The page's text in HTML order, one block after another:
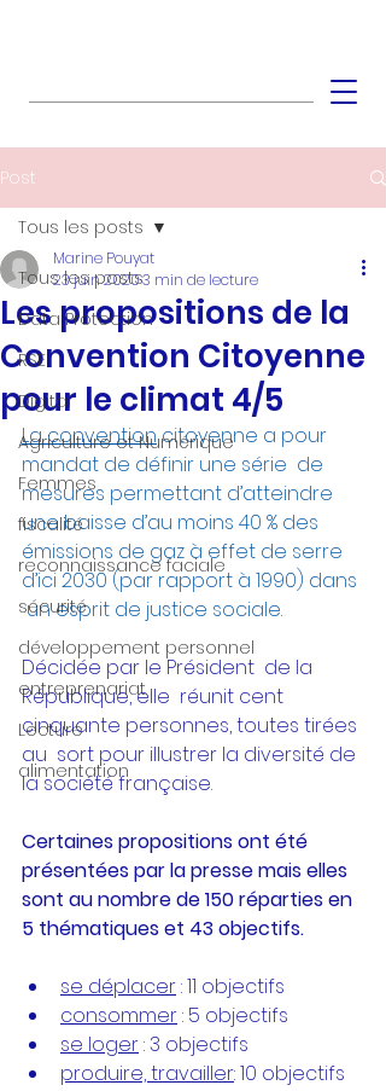
Post
Tous les posts
Data Protection
RSE
Digital
Agriculture et Numérique
Femmes
fiscalité
reconnaissance faciale
sécurité
développement personnel
entreprenariat
Lecture
alimentation
Tous les posts
Les propositions de la
Convention Citoyenne
pour le climat 4/5
Marine Pouyat
23 juin 20203 min de lecture
La convention citoyenne a pour
mandat de définir une série  de
mesures permettant d’atteindre
une baisse d’au moins 40 % des
émissions de gaz à effet de serre
d’ici 2030 (par rapport à 1990) dans
un esprit de justice sociale.
Décidée par le Président  de la
République, elle  réunit cent
cinquante personnes, toutes tirées
au  sort pour illustrer la diversité de
la société française.
Certaines propositions ont été
présentées par la presse mais elles
sont au nombre de 150 réparties en
5 thématiques et 43 objectifs.
se déplacer : 11 objectifs
consommer : 5 objectifs
se loger : 3 objectifs
produire, travailler: 10 objectifs